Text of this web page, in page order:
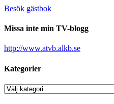
Besök gästbok
Missa inte min TV-blogg
http://www.atvb.alkb.se
Kategorier
Kategorier